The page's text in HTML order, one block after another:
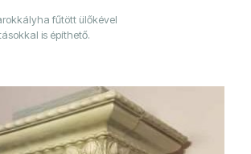
fűtött ülőkével
is építhető.